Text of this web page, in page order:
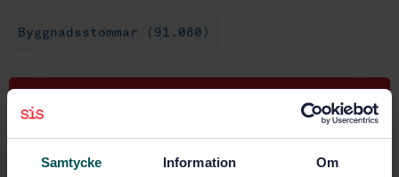
Samtycke Information Om
Byggnadsstommar (91.080)
SVENSK STANDARD · SS-ISO 12491